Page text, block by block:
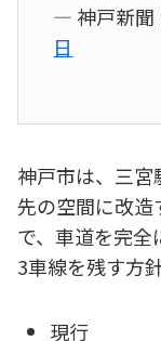
— 神戸新聞
日
神戸市は、三
先の空間に改
で、車道を完
3車線を残す方針
現行